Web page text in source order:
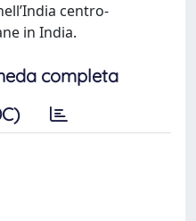
centro-
in India.
completa